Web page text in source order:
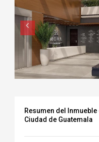
Resumen del
Ciudad de Guatemala